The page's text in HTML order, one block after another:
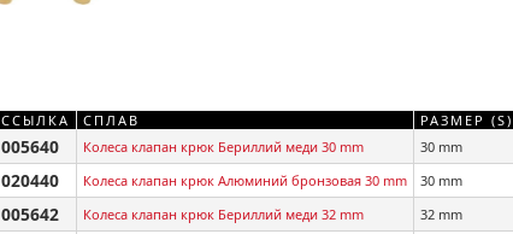
ССЫЛКА СПЛАВ РАЗМЕР (S)
005640 Колеса клапан крюк Бериллий меди 30 mm 30 mm
020440 Колеса клапан крюк Алюминий бронзовая 30 mm 30 mm
005642 Колеса клапан крюк Бериллий меди 32 mm 32 mm